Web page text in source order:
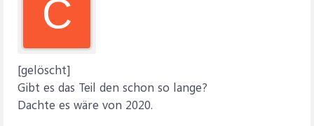
C
[gelöscht]
Gibt es das Teil den schon so lange?
Dachte es wäre von 2020.